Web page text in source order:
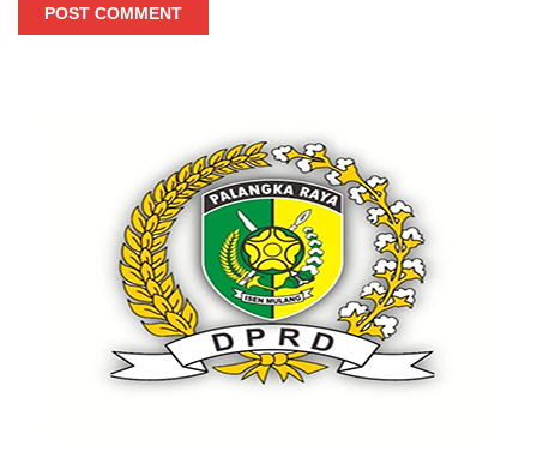
POST COMMENT